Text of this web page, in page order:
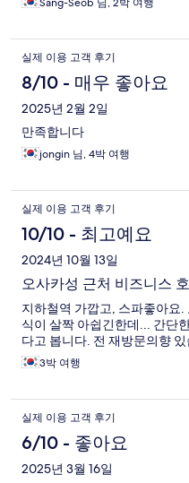
Sang-Seob 님, 2박 여행
실제 이용 고객 후기
8/10 - 매우 좋아요
2025년 2월 2일
만족합니다
jongin 님, 4박 여행
실제 이용 고객 후기
10/10 - 최고예요
2024년 10월 13일
오사카성 근처 비즈니스
지하철역 가깝고, 스파좋아요
식이 살짝 아쉽긴한데... 간단
다고 봅니다. 전 재방문의향
3박 여행
실제 이용 고객 후기
6/10 - 좋아요
2025년 3월 16일